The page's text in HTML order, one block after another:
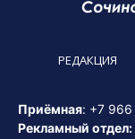
РЕДАКЦИЯ
Приёмная: +7
Рекламный отдел: